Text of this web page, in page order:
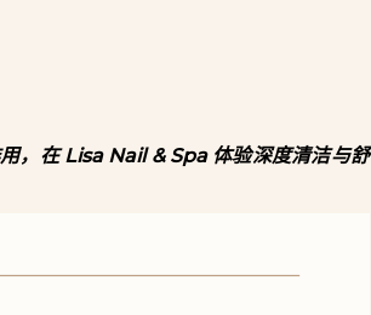
，在 Lisa Nail & Spa 体验深度清洁与舒